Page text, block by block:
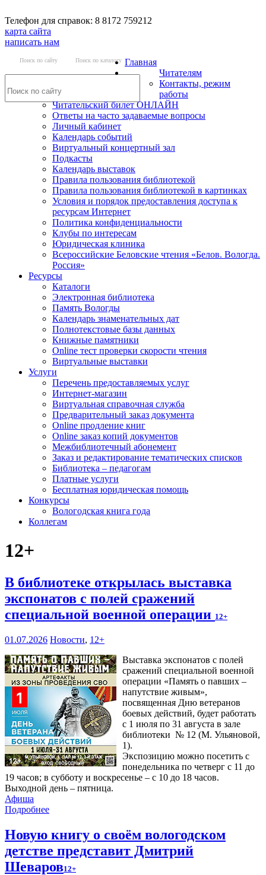
Телефон для справок: 8 8172 759212
карта сайта
написать нам
Поиск по сайту Поиск по каталогу Главная
Читателям
Контакты, режим
работы
Читательский билет ОНЛАЙН
Ответы на часто задаваемые вопросы
Личный кабинет
Календарь событий
Виртуальный концертный зал
Подкасты
Календарь выставок
Правила пользования библиотекой
Правила пользования библиотекой в картинках
Условия и порядок предоставления доступа к
ресурсам Интернет
Политика конфиденциальности
Клубы по интересам
Юридическая клиника
Всероссийские Беловские чтения «Белов. Вологда.
Россия»
Ресурсы
Каталоги
Электронная библиотека
Память Вологды
Календарь знаменательных дат
Полнотекстовые базы данных
Книжные памятники
Online тест проверки скорости чтения
Виртуальные выставки
Услуги
Перечень предоставляемых услуг
Интернет-магазин
Виртуальная справочная служба
Предварительный заказ документа
Online продление книг
Online заказ копий документов
Межбиблиотечный абонемент
Заказ и редактирование тематических списков
Библиотека – педагогам
Платные услуги
Бесплатная юридическая помощь
Конкурсы
Вологодская книга года
Коллегам
12+
В библиотеке открылась выставка
экспонатов с полей сражений
специальной военной операции 12+
01.07.2026 Новости, 12+
Выставка экспонатов с полей
сражений специальной военной
операции «Память о павших –
напутствие живым»,
посвященная Дню ветеранов
боевых действий, будет работать
с 1 июля по 31 августа в зале
библиотеки № 12 (М. Ульяновой,
1).
Экспозицию можно посетить с
понедельника по четверг с 11 до
19 часов; в субботу и воскресенье – с 10 до 18 часов.
Выходной день – пятница.
Афиша
Подробнее
Новую книгу о своём вологодском
детстве представит Дмитрий
Шеваров12+